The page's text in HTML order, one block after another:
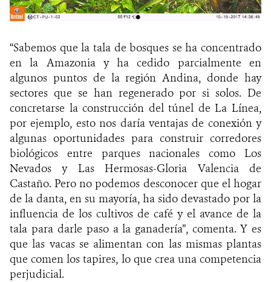
“Sabemos que la tala de bosques se ha concentrado
en la Amazonia y ha cedido parcialmente en
algunos puntos de la región Andina, donde hay
sectores que se han regenerado por si solos. De
concretarse la construcción del túnel de La Línea,
por ejemplo, esto nos daría ventajas de conexión y
algunas oportunidades para construir corredores
biológicos entre parques nacionales como Los
Nevados y Las Hermosas-Gloria Valencia de
Castaño. Pero no podemos desconocer que el hogar
de la danta, en su mayoría, ha sido devastado por la
influencia de los cultivos de café y el avance de la
tala para darle paso a la ganadería”, comenta. Y es
que las vacas se alimentan con las mismas plantas
que comen los tapires, lo que crea una competencia
perjudicial.